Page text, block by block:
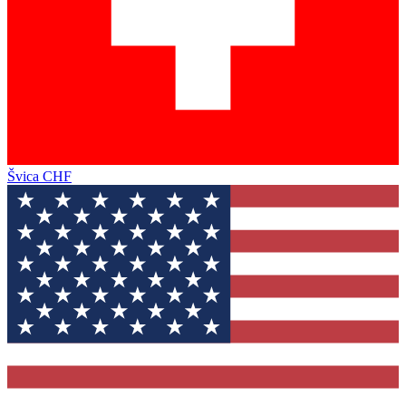
Švica CHF